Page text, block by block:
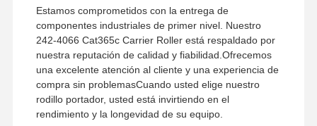
Estamos comprometidos con la entrega de
componentes industriales de primer nivel. Nuestro
242-4066 Cat365c Carrier Roller está respaldado por
nuestra reputación de calidad y fiabilidad.Ofrecemos
una excelente atención al cliente y una experiencia de
compra sin problemasCuando usted elige nuestro
rodillo portador, usted está invirtiendo en el
rendimiento y la longevidad de su equipo.